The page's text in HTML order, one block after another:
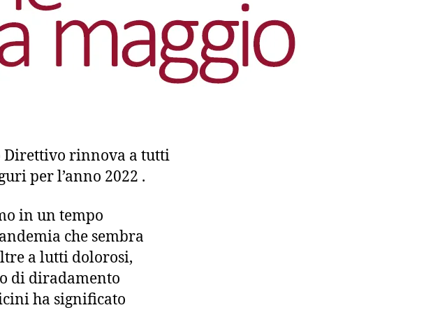
Direttivo rinnova a tutti
per l’anno 2022 .
in un tempo
che sembra
a lutti dolorosi,
di diradamento
ha significato